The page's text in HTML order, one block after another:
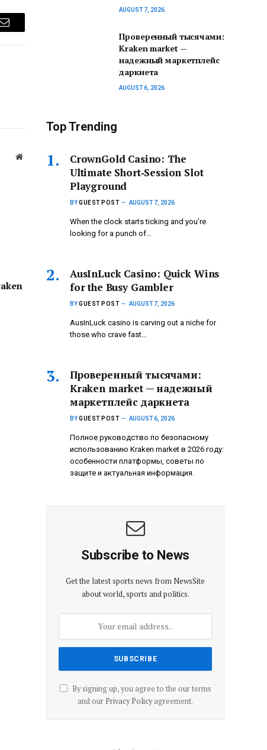
Email
Website
AUGUST 7, 2026
Проверенный тысячами:
Kraken market —
надежный маркетплейс
даркнета
AUGUST 6, 2026
Top Trending
CrownGold Casino: The
Ultimate Short‑Session Slot
Playground
BYGUEST POST AUGUST 7, 2026
When the clock starts ticking and you’re
looking for a punch of…
AusInLuck Casino: Quick Wins
for the Busy Gambler
BYGUEST POST AUGUST 7, 2026
AusInLuck casino is carving out a niche for
those who crave fast…
Проверенный тысячами:
Kraken market — надежный
маркетплейс даркнета
BYGUEST POST AUGUST 6, 2026
Полное руководство по безопасному
использованию Kraken market в 2026 году:
особенности платформы, советы по
защите и актуальная информация.
Subscribe to News
Get the latest sports news from NewsSite
about world, sports and politics.
By signing up, you agree to the our terms
and our Privacy Policyagreement.